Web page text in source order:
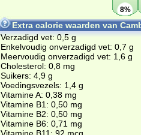
8%
Extra calorie waarden van
Verzadigd vet: 0,5 g
Enkelvoudig onverzadigd vet: 0,7 g
Meervoudig onverzadigd vet: 1,6 g
Cholesterol: 0,8 mg
Suikers: 4,9 g
Voedingsvezels: 1,4 g
Vitamine A: 0,38 mg
Vitamine B1: 0,50 mg
Vitamine B2: 0,50 mg
Vitamine B6: 0,71 mg